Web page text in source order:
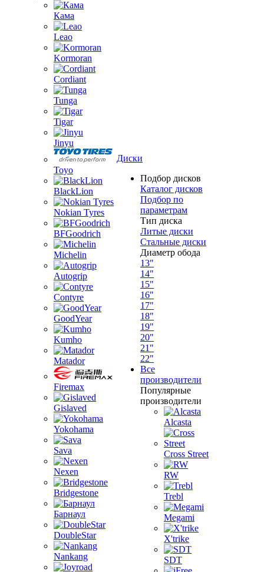
Кама
Leao
Kormoran
Cordiant
Tunga
Tigar
Jinyu
Toyo
BlackLion
Nokian Tyres
BFGoodrich
Michelin
Autogrip
Contyre
GoodYear
Kumho
Matador
Firemax
Gislaved
Yokohama
Sava
Nexen
Bridgestone
Барнаул
DoubleStar
Nankang
Диски
Подбор дисков
Каталог дисков
Подбор по
параметрам
Тип диска
Литые диски
Стальные диски
Диаметр обода
13"
14"
15"
16"
17"
18"
19"
20"
21"
22"
Все
производители
Популярные
производители
Alcasta
Cross Street
RW
Trebl
Megami
X'trike
SDT